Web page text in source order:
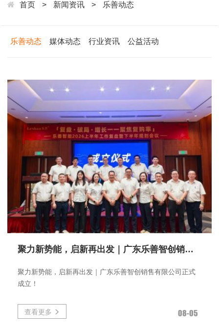
首页 > 新闻资讯 > 乐善动态
乐善动态 媒体动态 行业资讯 公益活动
聚力新势能，启新再出发｜广东乐善智创销售有限公司正式成立！
聚力新势能，启新再出发｜广东乐善智创销售有限公司正式
成立！
查看更多 08-05